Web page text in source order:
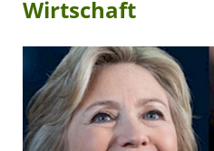
Wirtschaft